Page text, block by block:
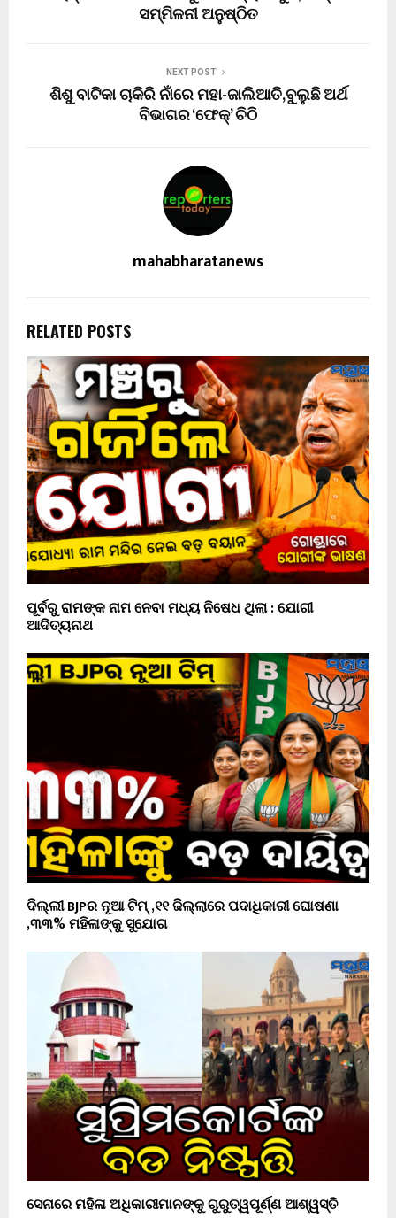
ସମ୍ମିଳନୀ ଅନୁଷ୍ଠିତ
NEXT POST
ଶିଶୁ ବାଟିକା ଚାକିରି ନାଁରେ ମହା-ଜାଲିଆତି,ବୁଲୁଛି ଅର୍ଥ
ବିଭାଗର ‘ଫେକ୍’ ଚିଠି
mahabharatanews
RELATED POSTS
ପୂର୍ବରୁ ରାମଙ୍କ ନାମ ନେବା ମଧ୍ୟ ନିଷେଧ ଥିଲା : ଯୋଗୀ
ଆଦିତ୍ୟନାଥ
ଦିଲ୍ଲୀ BJPର ନୂଆ ଟିମ୍ ,୧୧ ଜିଲ୍ଲାରେ ପଦାଧିକାରୀ ଘୋଷଣା
,୩୩% ମହିଳାଙ୍କୁ ସୁଯୋଗ
ସେନାରେ ମହିଳା ଅଧିକାରୀମାନଙ୍କୁ ଗୁରୁତ୍ୱପୂର୍ଣ୍ଣ ଆଶ୍ୱସ୍ତି